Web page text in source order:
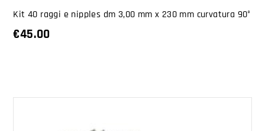
Kit 40 raggi e nipples dm 3,00 mm x 230 mm curvatura 90°
€45.00